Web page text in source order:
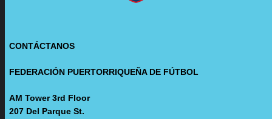
CONTÁCTANOS
FEDERACIÓN PUERTORRIQUEÑA DE FÚTBOL
AM Tower 3rd Floor
207 Del Parque St.